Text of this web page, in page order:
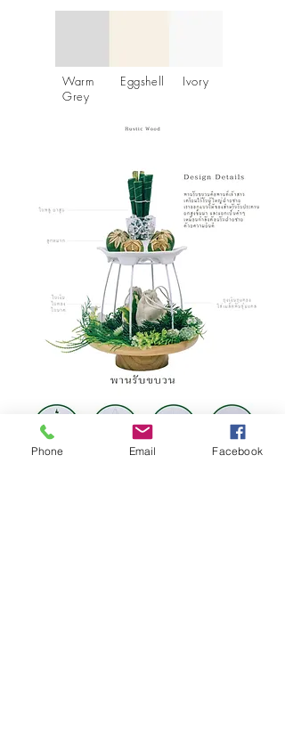
Warm
Grey
Eggshell Ivory
Phone Email Facebook